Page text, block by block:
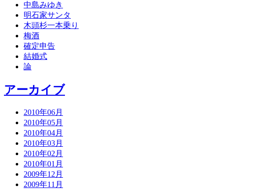
中島みゆき
明石家サンタ
木頭杉一本乗り
梅酒
確定申告
結婚式
論
アーカイブ
2010年06月
2010年05月
2010年04月
2010年03月
2010年02月
2010年01月
2009年12月
2009年11月